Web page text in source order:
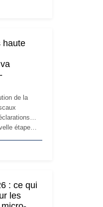
nouvelle
implique
haute
de la
étape
de la
des
précautions
: ce qui
les